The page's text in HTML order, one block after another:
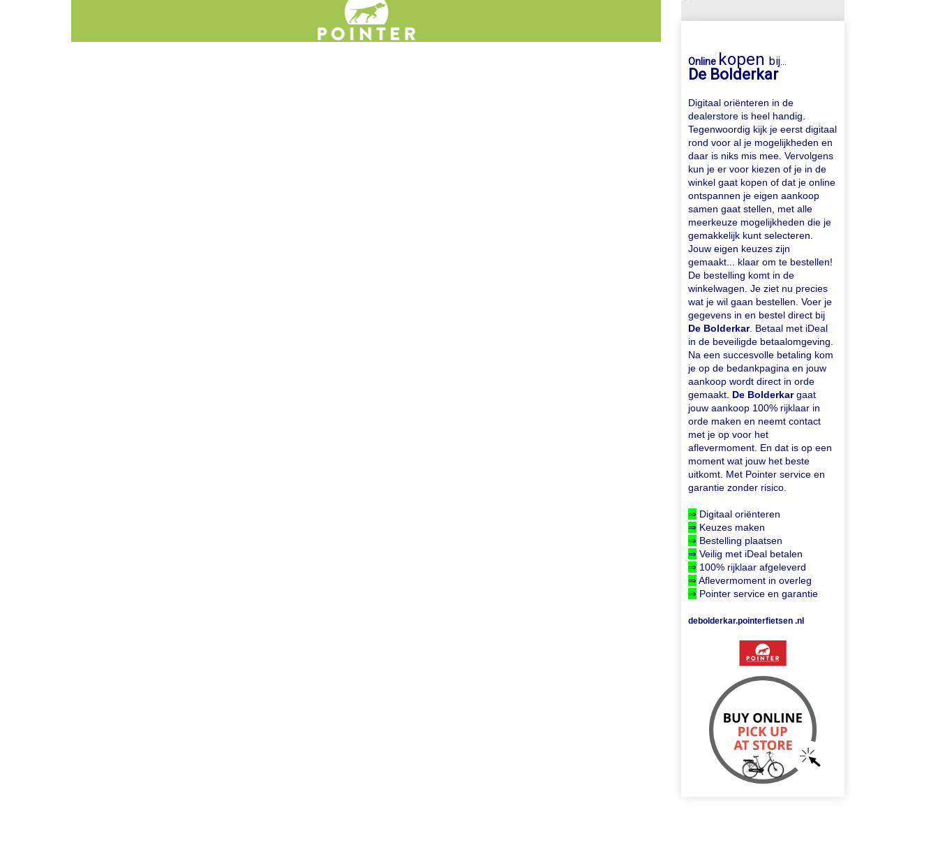
Online kopenbij...
De Bolderkar
Digitaal oriënteren in de
dealerstore is heel handig.
Tegenwoordig kijk je eerst digitaal
rond voor al je mogelijkheden en
daar is niks mis mee. Vervolgens
kun je er voor kiezen of je in de
winkel gaat kopen of dat je online
ontspannen je eigen aankoop
samen gaat stellen, met alle
meerkeuze mogelijkheden die je
gemakkelijk kunt selecteren.
Jouw eigen keuzes zijn
gemaakt... klaar om te bestellen!
De bestelling komt in de
winkelwagen. Je ziet nu precies
wat je wil gaan bestellen. Voer je
gegevens in en bestel direct bij
De Bolderkar. Betaal met iDeal
in de beveiligde betaalomgeving.
Na een succesvolle betaling kom
je op de bedankpagina en jouw
aankoop wordt direct in orde
gemaakt. De Bolderkargaat
jouw aankoop 100% rijklaar in
orde maken en neemt contact
met je op voor het
aflevermoment. En dat is op een
moment wat jouw het beste
uitkomt. Met Pointer service en
garantie zonder risico.
⇒ Digitaal oriënteren
⇒ Keuzes maken
⇒ Bestelling plaatsen
⇒ Veilig met iDeal betalen
⇒ 100% rijklaar afgeleverd
⇒ Aflevermoment in overleg
⇒ Pointer service en garantie
debolderkar.pointerfietsen .nl